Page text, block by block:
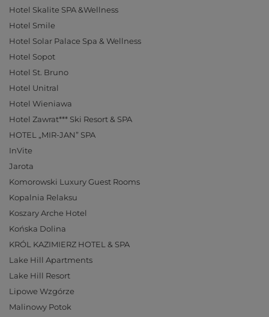
Hotel Skalite SPA &Wellness
Hotel Smile
Hotel Solar Palace Spa & Wellness
Hotel Sopot
Hotel St. Bruno
Hotel Unitral
Hotel Wieniawa
Hotel Zawrat*** Ski Resort & SPA
HOTEL „MIR-JAN” SPA
InVite
Jarota
Komorowski Luxury Guest Rooms
Kopalnia Relaksu
Koszary Arche Hotel
Końska Dolina
KRÓL KAZIMIERZ HOTEL & SPA
Lake Hill Apartments
Lake Hill Resort
Lipowe Wzgórze
Malinowy Potok